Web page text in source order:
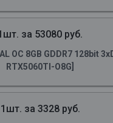
за 53080 руб.
OC 8GB GDDR7 128bit
RTX5060TI-O8G]
1шт. за 3328 руб.